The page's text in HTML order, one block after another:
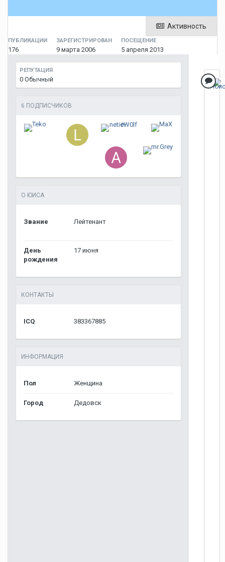
Активность
ПУБЛИКАЦИИ
176
ЗАРЕГИСТРИРОВАН
9 марта 2006
ПОСЕЩЕНИЕ
5 апреля 2013
РЕПУТАЦИЯ
0 Обычный
6 ПОДПИСЧИКОВ
О ЮИСА
Звание Лейтенант
День
рождения
17 июня
КОНТАКТЫ
ICQ 383367885
ИНФОРМАЦИЯ
Пол Женщина
Город Дедовск